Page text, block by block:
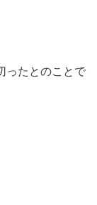
ったとのことで